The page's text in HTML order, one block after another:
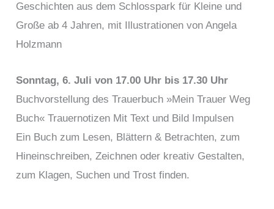
Geschichten aus dem Schlosspark für Kleine und
Große ab 4 Jahren, mit Illustrationen von Angela
Holzmann
Sonntag, 6. Juli von 17.00 Uhr bis 17.30 Uhr
Buchvorstellung des Trauerbuch »Mein Trauer Weg
Buch« Trauernotizen Mit Text und Bild Impulsen
Ein Buch zum Lesen, Blättern & Betrachten, zum
Hineinschreiben, Zeichnen oder kreativ Gestalten,
zum Klagen, Suchen und Trost finden.